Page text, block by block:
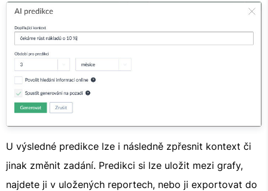
U výsledné predikce lze i následně zpřesnit kontext či
jinak změnit zadání. Predikci si lze uložit mezi grafy,
najdete ji v uložených reportech, nebo ji exportovat do